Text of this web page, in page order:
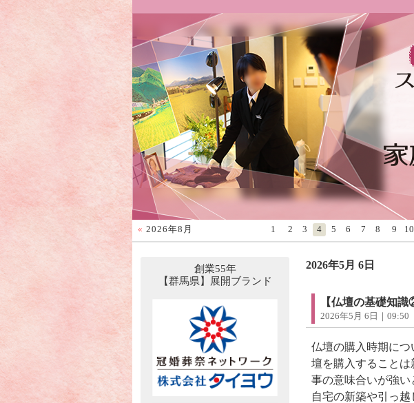
« 2026年8月 1 2 3 4 5 6 7 8 9 10
2026年5月 6日
【仏壇の基礎知
2026年5月 6日｜09:50
仏壇の購入時期に
壇を購入すること
事の意味合いが強い
自宅の新築や引っ
創業55年
【群馬県】展開ブランド